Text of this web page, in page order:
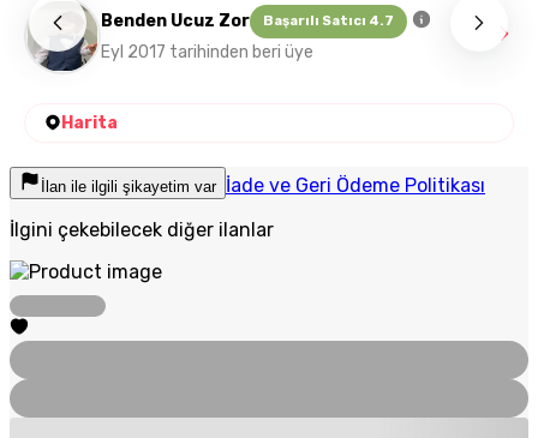
Benden Ucuz Zor Başarılı Satıcı 4.7
Eyl 2017 tarihinden beri üye
Harita
İlan ile ilgili şikayetim var İade ve Geri Ödeme Politikası
İlgini çekebilecek diğer ilanlar